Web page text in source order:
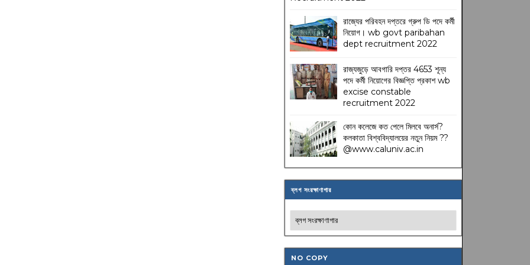
রাজ্যের পরিবহন দপ্তরে গ্রুপ ডি পদে কর্মী
নিয়োগ। wb govt paribahan
dept recruitment 2022
রাজ্যজুড়ে আবগারি দপ্তর 4653 শূন্য
পদে কর্মী নিয়োগের বিজ্ঞপ্তি প্রকাশ wb
excise constable
recruitment 2022
কোন কলেজে কত পেলে মিলবে অনার্স?
কলকাতা বিশ্ববিদ্যালয়ের নতুন নিয়ম??
@www.caluniv.ac.in
ব্লগ সংরক্ষাণাগার
NO COPY